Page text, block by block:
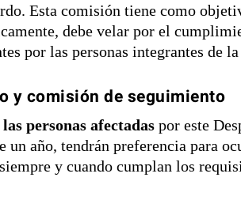
Esta comisión tiene como
debe velar por el
por las personas integrantes de
y comisión de seguimiento
personas afectadas por este
un año, tendrán preferencia para
y cuando cumplan los